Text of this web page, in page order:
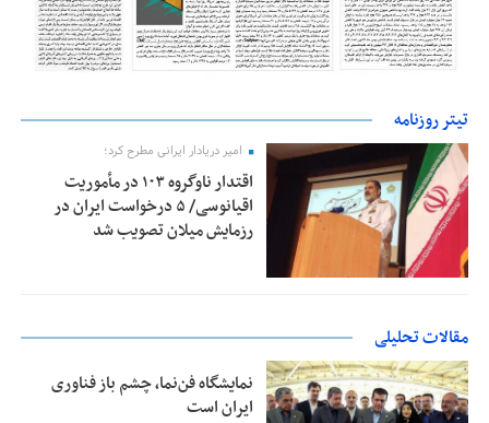
تیتر روزنامه
امیر دریادار ایرانی مطرح کرد؛
اقتدار ناوگروه ۱۰۳ در مأموریت‌
اقیانوسی/ ۵ درخواست ایران در
رزمایش میلان تصویب شد
مقالات تحلیلی
نمایشگاه فن‌نما، چشم باز فناوری
ایران است